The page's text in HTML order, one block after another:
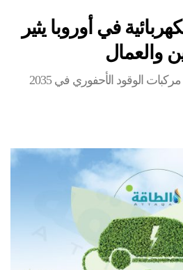
في أوروبا يثير
والعمال
الوقود الأحفوري في 2035